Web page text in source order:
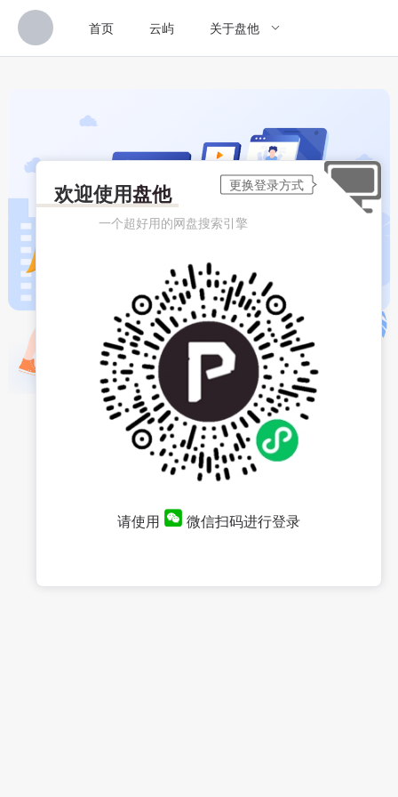
首页 云屿 关于盘他
欢迎使用盘他
一个超好用的网盘搜索引擎
请使用 微信扫码进行登录